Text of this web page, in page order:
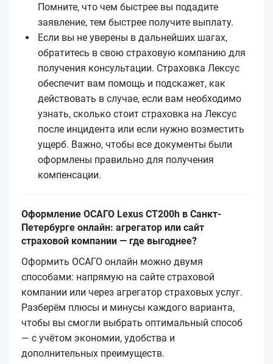
Помните, что чем быстрее вы подадите
заявление, тем быстрее получите выплату.
Если вы не уверены в дальнейших шагах,
обратитесь в свою страховую компанию для
получения консультации. Страховка Лексус
обеспечит вам помощь и подскажет, как
действовать в случае, если вам необходимо
узнать, сколько стоит страховка на Лексус
после инцидента или если нужно возместить
ущерб. Важно, чтобы все документы были
оформлены правильно для получения
компенсации.
Оформление ОСАГО Lexus CT200h в Санкт-
Петербурге онлайн: агрегатор или сайт
страховой компании — где выгоднее?
Оформить ОСАГО онлайн можно двумя
способами: напрямую на сайте страховой
компании или через агрегатор страховых услуг.
Разберём плюсы и минусы каждого варианта,
чтобы вы смогли выбрать оптимальный способ
— с учётом экономии, удобства и
дополнительных преимуществ.